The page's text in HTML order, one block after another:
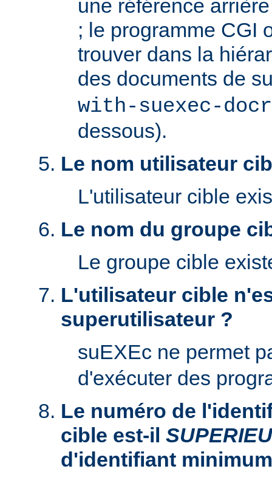
une référence
; le programme CGI
trouver dans la
des documents de
with-suexec-
dessous).
Le nom utilisateur
L'utilisateur cible
Le nom du groupe
Le groupe cible
L'utilisateur cible
superutilisateur ?
suEXEc ne permet
d'exécuter des
Le numéro de
cible est-il
d'identifiant